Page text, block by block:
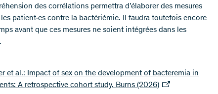
des corrélations permettra d’élaborer des mesures
patient·es contre la bactériémie. Il faudra toutefois encore
avant que ces mesures ne soient intégrées dans les
et al.: Impact of sex on the development of bacteremia in
A retrospective cohort study. Burns (2026)